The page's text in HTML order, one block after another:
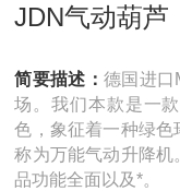
JDN气动葫芦
简要描述： 德国进口
场。我们本款是一
色，象征着一种绿
称为万能气动升降
品功能全面以及*。